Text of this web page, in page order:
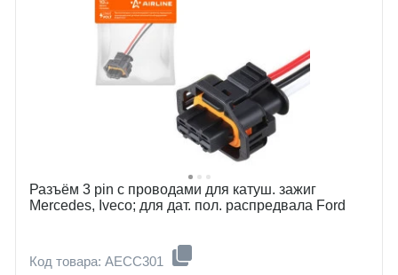
Разъём 3 pin с проводами для катуш. зажиг
Mercedes, Iveco; для дат. пол. распредвала Ford
Код товара: AECC301